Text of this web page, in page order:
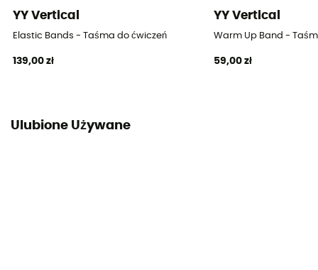
YY Vertical
Elastic Bands - Taśma do ćwiczeń
139,00 zł
YY Vertical
Warm Up Band -
59,00 zł
Ulubione Używane